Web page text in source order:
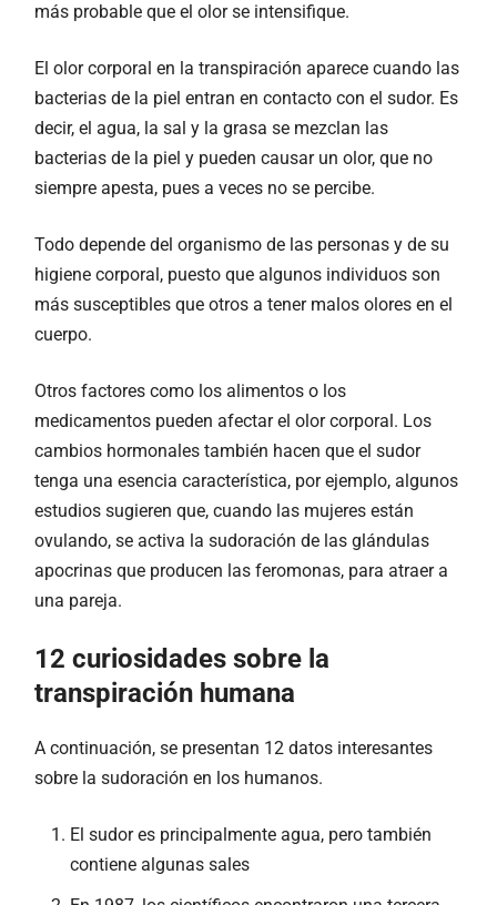
más probable que el olor se intensifique.
El olor corporal en la transpiración aparece cuando las
bacterias de la piel entran en contacto con el sudor. Es
decir, el agua, la sal y la grasa se mezclan las
bacterias de la piel y pueden causar un olor, que no
siempre apesta, pues a veces no se percibe.
Todo depende del organismo de las personas y de su
higiene corporal, puesto que algunos individuos son
más susceptibles que otros a tener malos olores en el
cuerpo.
Otros factores como los alimentos o los
medicamentos pueden afectar el olor corporal. Los
cambios hormonales también hacen que el sudor
tenga una esencia característica, por ejemplo, algunos
estudios sugieren que, cuando las mujeres están
ovulando, se activa la sudoración de las glándulas
apocrinas que producen las feromonas, para atraer a
una pareja.
12 curiosidades sobre la
transpiración humana
A continuación, se presentan 12 datos interesantes
sobre la sudoración en los humanos.
El sudor es principalmente agua, pero también
contiene algunas sales